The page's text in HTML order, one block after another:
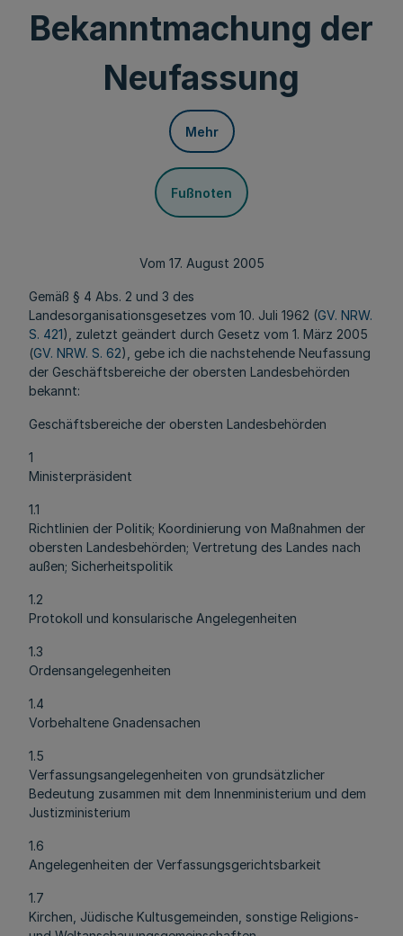
Bekanntmachung der
Neufassung
Mehr
Fußnoten
Vom 17. August 2005
Gemäß § 4 Abs. 2 und 3 des
Landesorganisationsgesetzes vom 10. Juli 1962 (GV. NRW.
S. 421), zuletzt geändert durch Gesetz vom 1. März 2005
(GV. NRW. S. 62), gebe ich die nachstehende Neufassung
der Geschäftsbereiche der obersten Landesbehörden
bekannt:
Geschäftsbereiche der obersten Landesbehörden
1
Ministerpräsident
1.1
Richtlinien der Politik; Koordinierung von Maßnahmen der
obersten Landesbehörden; Vertretung des Landes nach
außen; Sicherheitspolitik
1.2
Protokoll und konsularische Angelegenheiten
1.3
Ordensangelegenheiten
1.4
Vorbehaltene Gnadensachen
1.5
Verfassungsangelegenheiten von grundsätzlicher
Bedeutung zusammen mit dem Innenministerium und dem
Justizministerium
1.6
Angelegenheiten der Verfassungsgerichtsbarkeit
1.7
Kirchen, Jüdische Kultusgemeinden, sonstige Religions-